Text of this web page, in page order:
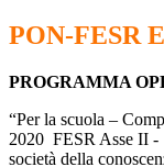
PON-FESR
PROGRAMMA
“Per la scuola –
2020 FESR Asse II
società della